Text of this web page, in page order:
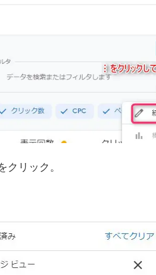
クリック。